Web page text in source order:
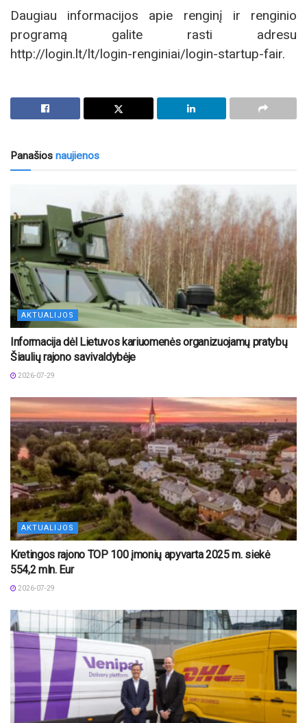
Daugiau informacijos apie renginį ir renginio
programą galite rasti adresu
http://login.lt/lt/login-renginiai/login-startup-fair.
Panašios naujienos
AKTUALIJOS
Informacija dėl Lietuvos kariuomenės organizuojamų pratybų
Šiaulių rajono savivaldybėje
2026-07-29
AKTUALIJOS
Kretingos rajono TOP 100 įmonių apyvarta 2025 m. siekė
554,2 mln. Eur
2026-07-29